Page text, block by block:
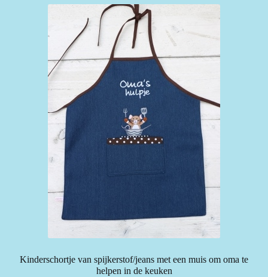
Kinderschortje van spijkerstof/jeans met een muis om oma te
helpen in de keuken